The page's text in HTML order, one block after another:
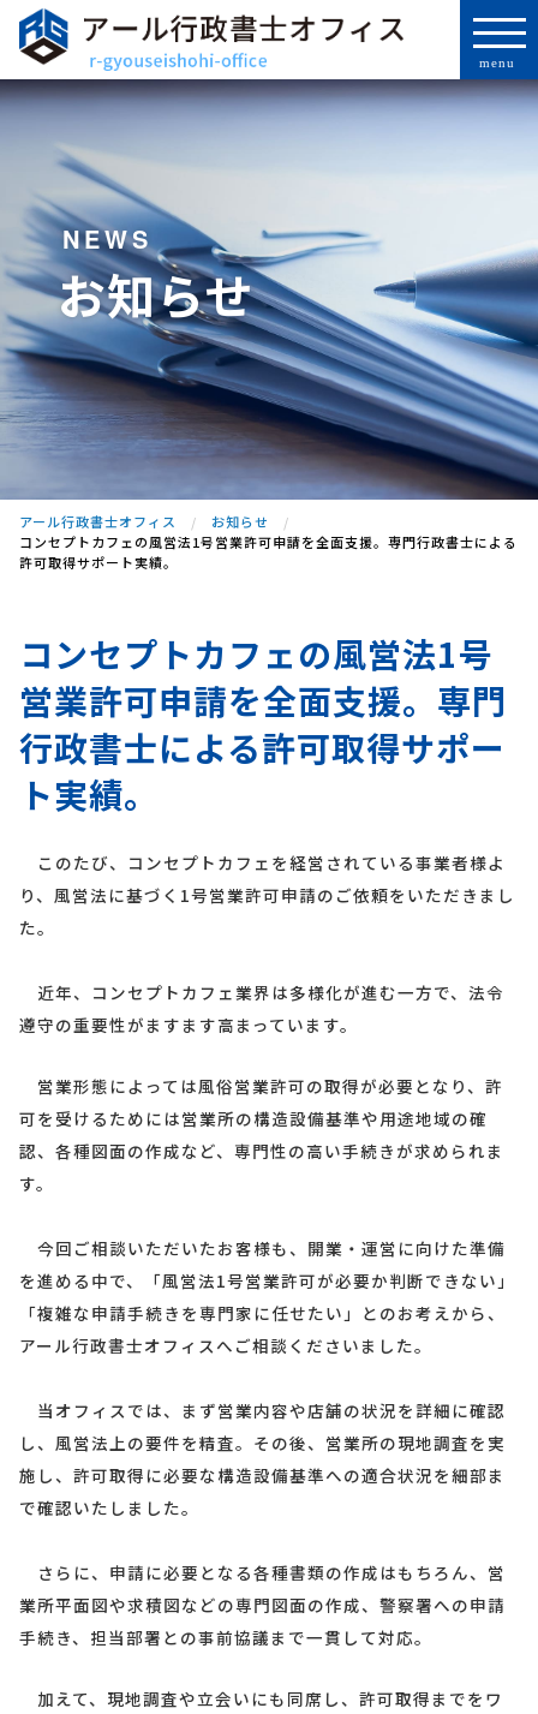
NEWS
お知らせ
アール行政書士オフィス
お知らせ
コンセプトカフェの風営法1号営業許可申請を全面支援。専門行政書士による
許可取得サポート実績。
コンセプトカフェの風営法1号
営業許可申請を全面支援。専門
行政書士による許可取得サポー
ト実績。
このたび、コンセプトカフェを経営されている事業者様よ
り、風営法に基づく1号営業許可申請のご依頼をいただきまし
た。
近年、コンセプトカフェ業界は多様化が進む一方で、法令
遵守の重要性がますます高まっています。
営業形態によっては風俗営業許可の取得が必要となり、許
可を受けるためには営業所の構造設備基準や用途地域の確
認、各種図面の作成など、専門性の高い手続きが求められま
す。
今回ご相談いただいたお客様も、開業・運営に向けた準備
を進める中で、「風営法1号営業許可が必要か判断できない」
「複雑な申請手続きを専門家に任せたい」とのお考えから、
アール行政書士オフィスへご相談くださいました。
当オフィスでは、まず営業内容や店舗の状況を詳細に確認
し、風営法上の要件を精査。その後、営業所の現地調査を実
施し、許可取得に必要な構造設備基準への適合状況を細部ま
で確認いたしました。
さらに、申請に必要となる各種書類の作成はもちろん、営
業所平面図や求積図などの専門図面の作成、警察署への申請
手続き、担当部署との事前協議まで一貫して対応。
加えて、現地調査や立会いにも同席し、許可取得までをワ